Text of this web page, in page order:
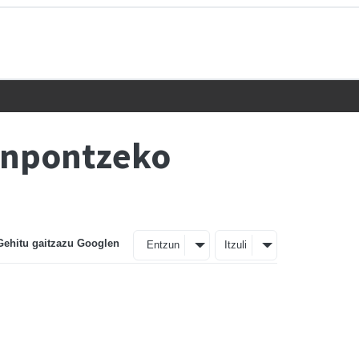
gaitzazu Googlen Entzun Itzuli